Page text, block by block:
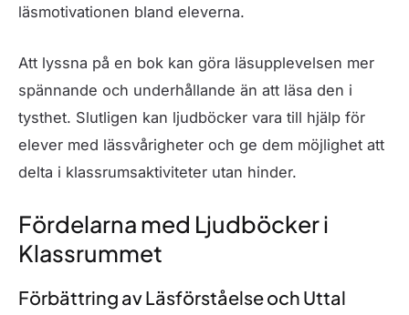
läsmotivationen bland eleverna.
Att lyssna på en bok kan göra läsupplevelsen mer
spännande och underhållande än att läsa den i
tysthet. Slutligen kan ljudböcker vara till hjälp för
elever med lässvårigheter och ge dem möjlighet att
delta i klassrumsaktiviteter utan hinder.
Fördelarna med Ljudböcker i
Klassrummet
Förbättring av Läsförståelse och Uttal